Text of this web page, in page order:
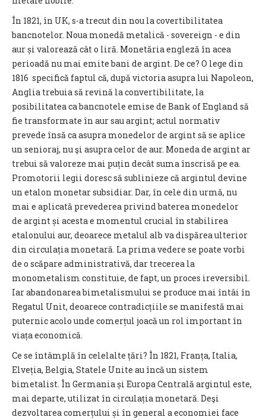
În 1821, în UK, s-a trecut din nou la covertibilitatea
bancnotelor. Noua monedă metalică - sovereign - e din
aur și valorează cât o liră. Monetăria engleză în acea
perioadă nu mai emite bani de argint. De ce? O lege din
1816 specifică faptul că, după victoria asupra lui Napoleon,
Anglia trebuia să revină la convertibilitate, la
posibilitatea ca bancnotele emise de Bank of England să
fie transformate în aur sau argint; actul normativ
prevede însă ca asupra monedelor de argint să se aplice
un senioraj, nu şi asupra celor de aur. Moneda de argint ar
trebui să valoreze mai puțin decât suma înscrisă pe ea.
Promotorii legii doresc să sublinieze că argintul devine
un etalon monetar subsidiar. Dar, în cele din urmă, nu
mai e aplicată prevederea privind baterea monedelor
de argint și acesta e momentul crucial în stabilirea
etalonului aur, deoarece metalul alb va dispărea ulterior
din circulația monetară. La prima vedere se poate vorbi
de o scăpare administrativă, dar trecerea la
monometalism constituie, de fapt, un proces ireversibil.
Iar abandonarea bimetalismului se produce mai întâi în
Regatul Unit, deoarece contradicțiile se manifestă mai
puternic acolo unde comerțul joacă un rol important în
viața economică.
Ce se întâmplă în celelalte țări? În 1821, Franța, Italia,
Elveția, Belgia, Statele Unite au încă un sistem
bimetalist. În Germania și Europa Centrală argintul este,
mai departe, utilizat în circulația monetară. Deşi
dezvoltarea comerțului și în general a economiei face